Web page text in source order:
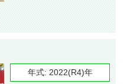
年式: 2022(R4)年